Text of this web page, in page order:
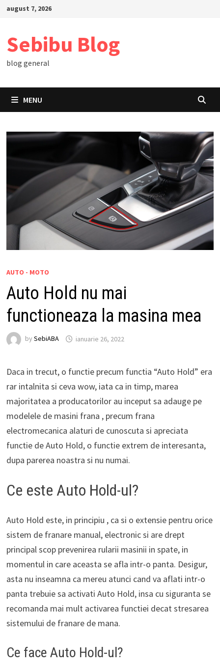
Skipaugust 7, 2026
Sebibu Blog
blog general
MENU
AUTO - MOTO
Auto Hold nu mai
functioneaza la masina mea
by SebiABA ianuarie 26, 2022
Daca in trecut, o functie precum functia “Auto Hold” era
rar intalnita si ceva wow, iata ca in timp, marea
majoritatea a producatorilor au inceput sa adauge pe
modelele de masini frana , precum frana
electromecanica alaturi de cunoscuta si apreciata
functie de Auto Hold, o functie extrem de interesanta,
dupa parerea noastra si nu numai.
Ce este Auto Hold-ul?
Auto Hold este, in principiu , ca si o extensie pentru orice
sistem de franare manual, electronic si are drept
principal scop prevenirea rularii masinii in spate, in
momentul in care aceasta se afla intr-o panta. Desigur,
asta nu inseamna ca mereu atunci cand va aflati intr-o
panta trebuie sa activati Auto Hold, insa cu siguranta se
recomanda mai mult activarea functiei decat stresarea
sistemului de franare de mana.
Ce face Auto Hold-ul?